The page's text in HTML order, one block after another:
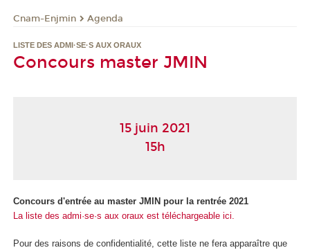
Cnam-Enjmin Agenda
LISTE DES ADMI·SE·S AUX ORAUX
Concours master JMIN
15 juin 2021
15h
Concours d'entrée au master JMIN pour la rentrée 2021
La liste des admi·se·s aux oraux est téléchargeable ici.
Pour des raisons de confidentialité, cette liste ne fera apparaître que